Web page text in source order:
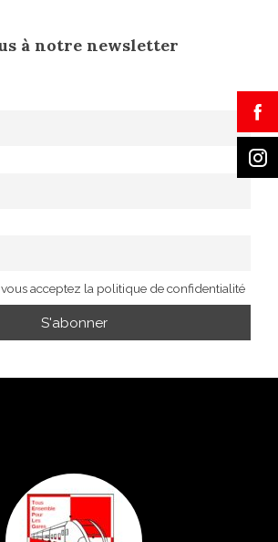
à notre newsletter
acceptez la politique de confidentialité